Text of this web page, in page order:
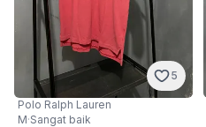
5
Polo Ralph Lauren
M·Sangat baik